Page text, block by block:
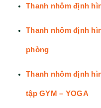
Thanh nhôm định
Thanh nhôm định
phòng
Thanh nhôm định
tập GYM – YOGA